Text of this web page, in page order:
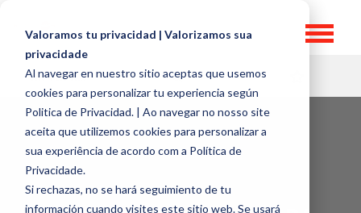
Valoramos tu privacidad | Valorizamos sua
privacidade
Al navegar en nuestro sitio aceptas que usemos
cookies para personalizar tu experiencia según
Politica de Privacidad. | Ao navegar no nosso site
aceita que utilizemos cookies para personalizar a
sua experiência de acordo com a Política de
Privacidade.
Si rechazas, no se hará seguimiento de tu
información cuando visites este sitio web. Se usará
HR TOPICS